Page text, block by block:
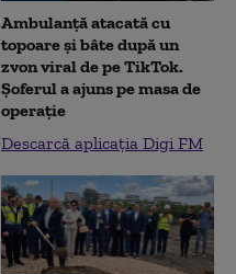
Ambulanță atacată cu
topoare și bâte după un
zvon viral de pe TikTok.
Șoferul a ajuns pe masa de
operație
Descarcă aplicația Digi FM